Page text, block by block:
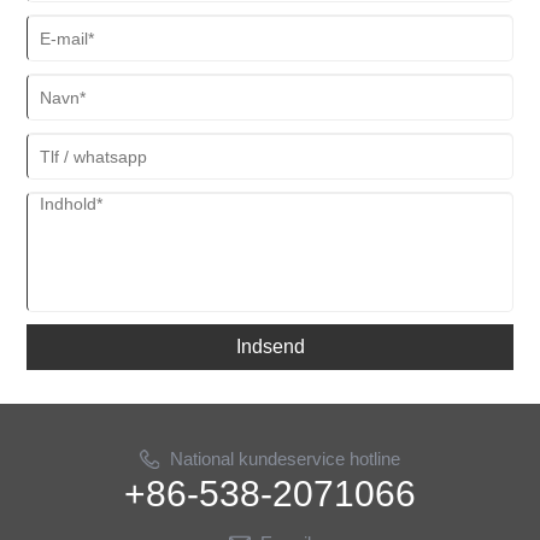
Indsend
National kundeservice hotline
+86-538-2071066